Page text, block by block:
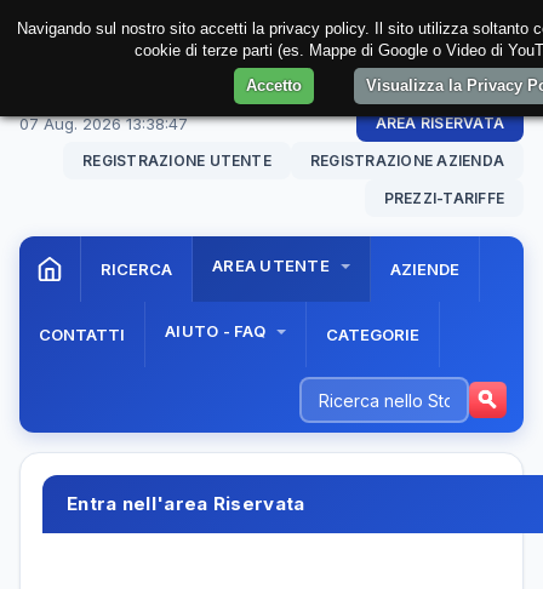
07 Aug. 202613:38:47 AREA RISERVATA
REGISTRAZIONE UTENTE REGISTRAZIONE AZIENDA
PREZZI-TARIFFE
RICERCA AREA UTENTE AZIENDE
CONTATTI AIUTO - FAQ CATEGORIE
Entra nell'area Riservata
Navigando sul nostro sito accetti la privacy policy. Il sito utilizza soltanto
cookie di terze parti (es. Mappe di Google o Video di
Accetto
Visualizza la Privacy